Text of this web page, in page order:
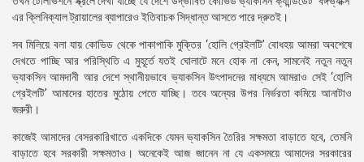
এর ক্লিনিক্যাল ট্রায়ালের ব্যাপারেও ইতিবাচক সিদ্ধান্ত আসতে পারে দ্রুতই।
সব মিলিয়ে বলা যায় কোভিড থেকে পাকাপাকি মুক্তির ‘হোলি গ্রেইলটি’ বোধহয় আমরা অবশেষে
দেখতে পাচ্ছি আর পরিস্থিতি এ মুহূর্তে যতই ঘোলাটে মনে হোক না কেন, সামনেই নতুন নতুন
ভ্যাকসিন আমদানী আর দেশে স্থানীয়ভাবে ভ্যাকসিন উৎপাদনের মাধ্যমে আমরাও সেই ‘হোলি
গ্রেইলটি’ আমাদের হাতের মুঠোয় পেতে যাচ্ছি। তবে অন্যের উপর নির্ভরতা কমিয়ে আনাটাও
জরুরী।
কাজেই আমাদের বেসরকারিখাতে একদিকে যেমন ভ্যাকসিন তৈরির সক্ষমতা বাড়াতে হবে, তেমনি
বাড়াতে হবে সরকারী সক্ষমতাও। অনেকেই আজ জানেন না যে একসময়ে আমাদের সরকারের